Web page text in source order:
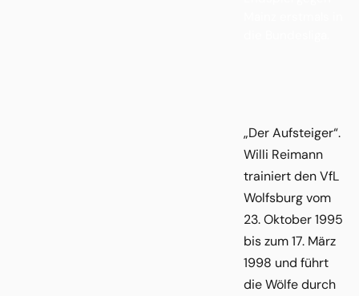
„Der Aufsteiger“.
Willi Reimann
trainiert den VfL
Wolfsburg vom
23. Oktober 1995
bis zum 17. März
1998 und führt
die Wölfe durch